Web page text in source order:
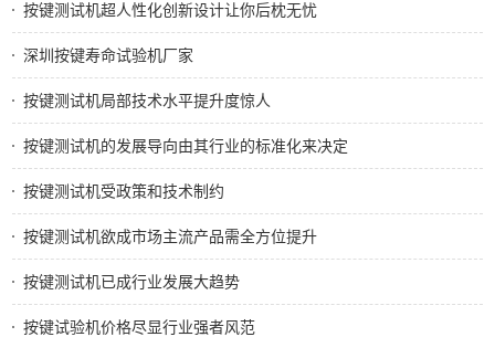
按键测试机超人性化创新设计让你后枕无忧
深圳按键寿命试验机厂家
按键测试机局部技术水平提升度惊人
按键测试机的发展导向由其行业的标准化来决定
按键测试机受政策和技术制约
按键测试机欲成市场主流产品需全方位提升
按键测试机已成行业发展大趋势
按键试验机价格尽显行业强者风范